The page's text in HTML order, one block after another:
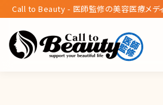
Call to Beauty - 医師監修の美容医療メデ